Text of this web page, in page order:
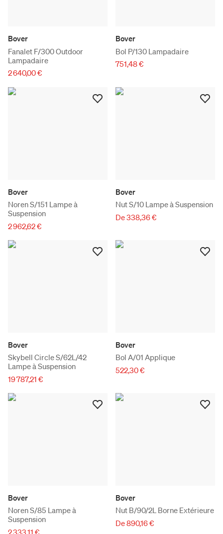
Bover
Fanalet F/300 Outdoor
Lampadaire
2 640,00 €
Bover
Bol P/130 Lampadaire
751,48 €
Bover
Noren S/151 Lampe à
Suspension
2 962,62 €
Bover
Nut S/10 Lampe à Suspension
De 338,36 €
Bover
Skybell Circle S/62L/42
Lampe à Suspension
19 787,21 €
Bover
Bol A/01 Applique
522,30 €
Bover
Noren S/85 Lampe à
Suspension
2 333,11 €
Bover
Nut B/90/2L Borne Extérieure
De 890,16 €